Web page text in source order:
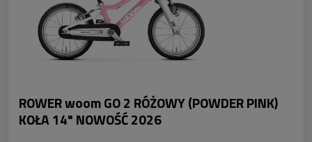
ROWER woom GO 2 RÓŻOWY (POWDER PINK)
KOŁA 14" NOWOŚĆ 2026